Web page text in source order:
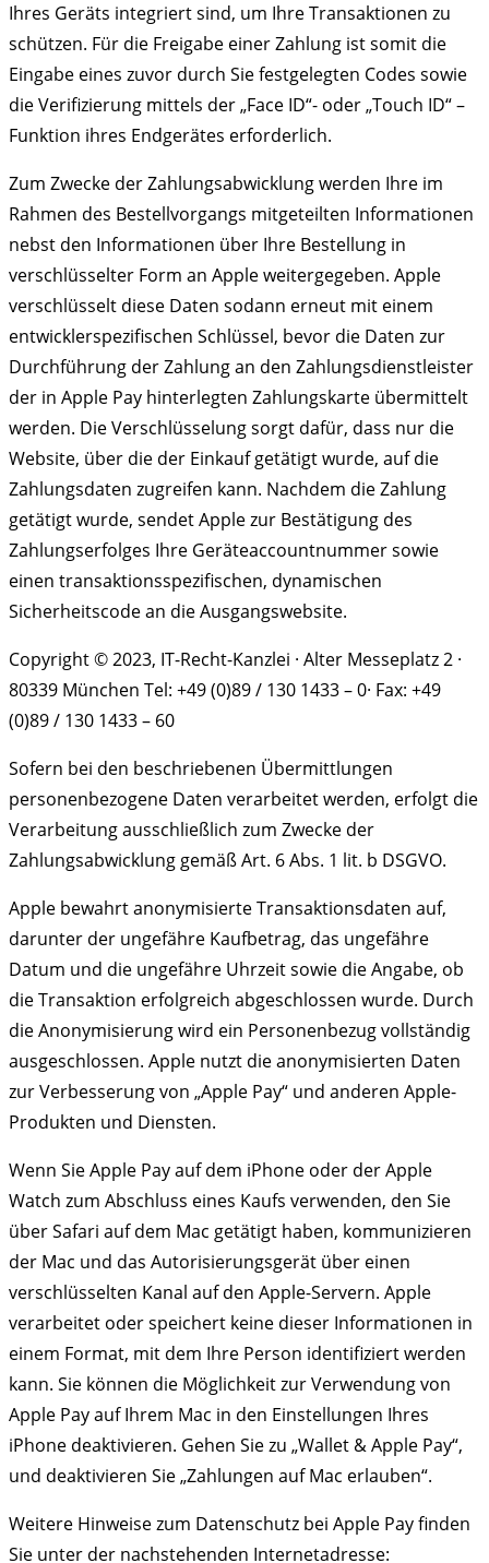
Ihres Geräts integriert sind, um Ihre Transaktionen zu
schützen. Für die Freigabe einer Zahlung ist somit die
Eingabe eines zuvor durch Sie festgelegten Codes sowie
die Verifizierung mittels der „Face ID“- oder „Touch ID“ –
Funktion ihres Endgerätes erforderlich.
Zum Zwecke der Zahlungsabwicklung werden Ihre im
Rahmen des Bestellvorgangs mitgeteilten Informationen
nebst den Informationen über Ihre Bestellung in
verschlüsselter Form an Apple weitergegeben. Apple
verschlüsselt diese Daten sodann erneut mit einem
entwicklerspezifischen Schlüssel, bevor die Daten zur
Durchführung der Zahlung an den Zahlungsdienstleister
der in Apple Pay hinterlegten Zahlungskarte übermittelt
werden. Die Verschlüsselung sorgt dafür, dass nur die
Website, über die der Einkauf getätigt wurde, auf die
Zahlungsdaten zugreifen kann. Nachdem die Zahlung
getätigt wurde, sendet Apple zur Bestätigung des
Zahlungserfolges Ihre Geräteaccountnummer sowie
einen transaktionsspezifischen, dynamischen
Sicherheitscode an die Ausgangswebsite.
Copyright © 2023, IT-Recht-Kanzlei · Alter Messeplatz 2 ·
80339 München Tel: +49 (0)89 / 130 1433 – 0· Fax: +49
(0)89 / 130 1433 – 60
Sofern bei den beschriebenen Übermittlungen
personenbezogene Daten verarbeitet werden, erfolgt die
Verarbeitung ausschließlich zum Zwecke der
Zahlungsabwicklung gemäß Art. 6 Abs. 1 lit. b DSGVO.
Apple bewahrt anonymisierte Transaktionsdaten auf,
darunter der ungefähre Kaufbetrag, das ungefähre
Datum und die ungefähre Uhrzeit sowie die Angabe, ob
die Transaktion erfolgreich abgeschlossen wurde. Durch
die Anonymisierung wird ein Personenbezug vollständig
ausgeschlossen. Apple nutzt die anonymisierten Daten
zur Verbesserung von „Apple Pay“ und anderen Apple-
Produkten und Diensten.
Wenn Sie Apple Pay auf dem iPhone oder der Apple
Watch zum Abschluss eines Kaufs verwenden, den Sie
über Safari auf dem Mac getätigt haben, kommunizieren
der Mac und das Autorisierungsgerät über einen
verschlüsselten Kanal auf den Apple-Servern. Apple
verarbeitet oder speichert keine dieser Informationen in
einem Format, mit dem Ihre Person identifiziert werden
kann. Sie können die Möglichkeit zur Verwendung von
Apple Pay auf Ihrem Mac in den Einstellungen Ihres
iPhone deaktivieren. Gehen Sie zu „Wallet & Apple Pay“,
und deaktivieren Sie „Zahlungen auf Mac erlauben“.
Weitere Hinweise zum Datenschutz bei Apple Pay finden
Sie unter der nachstehenden Internetadresse: